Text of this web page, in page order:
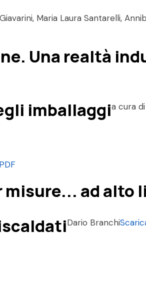
Maria Laura Santarelli,
Una realtà
imballaggia cura
ad alto
Dario Branchi